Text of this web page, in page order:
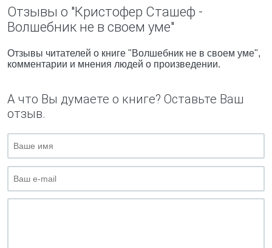
Отзывы о "Кристофер Сташеф -
Волшебник не в своем уме"
Отзывы читателей о книге "Волшебник не в своем уме",
комментарии и мнения людей о произведении.
А что Вы думаете о книге? Оставьте Ваш
отзыв.